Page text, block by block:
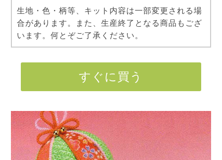
生地・色・柄等、キット内容は一部変更される場
合があります。また、生産終了となる商品もござ
います。何とぞご了承ください。
すぐに買う